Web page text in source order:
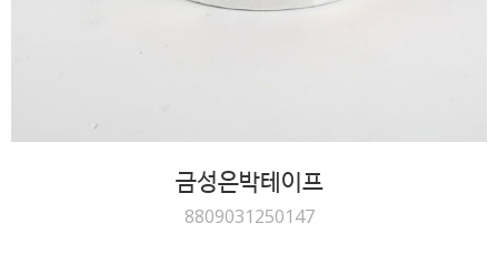
금성은박테이프
8809031250147